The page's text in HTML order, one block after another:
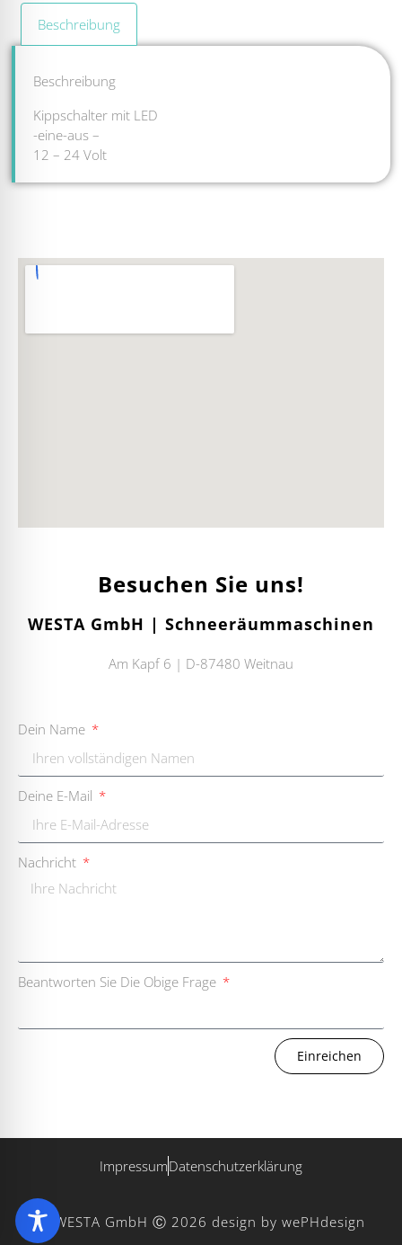
Beschreibung
Beschreibung
Kippschalter mit LED
-eine-aus –
12 – 24 Volt
Besuchen Sie uns!
WESTA GmbH | Schneeräummaschinen
Am Kapf 6 | D-87480 Weitnau
Dein Name
Deine E-Mail
Nachricht
Beantworten Sie Die Obige Frage
Einreichen
WESTA GmbH Ⓒ 2026 design by wePHdesign
ImpressumDatenschutzerklärung